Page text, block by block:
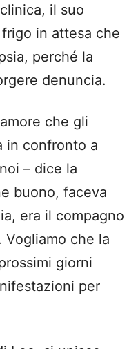
il suo
in attesa che
perché la
denuncia.
che gli
in confronto a
– dice la
buono, faceva
era il compagno
che la
giorni
per